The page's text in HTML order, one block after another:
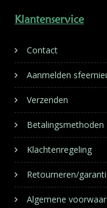
Klantenservice
Contact
Aanmelden
Verzenden
Betalingsmethoden
Klachtenregeling
Retourneren/
Algemene